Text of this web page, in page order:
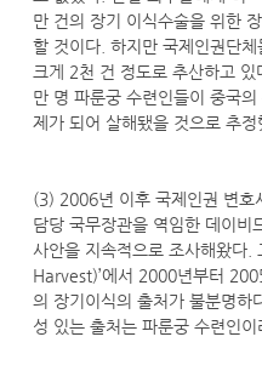
만 건의 장기 이식수술을 위한
할 것이다. 하지만 국제인권단
크게 2천 건 정도로 추산하고
만 명 파룬궁 수련인들이 중국
제가 되어 살해됐을 것으로 추정
(3) 2006년 이후 국제인권 변호
담당 국무장관을 역임한 데이비
사안을 지속적으로 조사해왔다.
Harvest)’에서 2000년부터
의 장기이식의 출처가 불분명하
성 있는 출처는 파룬궁 수련인이